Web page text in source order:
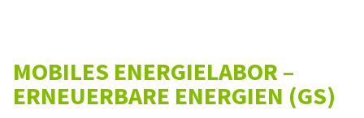
MOBILES ENERGIELABOR –
ERNEUERBARE ENERGIEN (GS)